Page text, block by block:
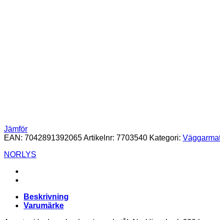
Jämför
EAN: 7042891392065Artikelnr: 7703540 Kategori:
NORLYS
Beskrivning
Varumärke